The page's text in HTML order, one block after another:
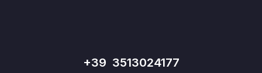
+39 3513024177